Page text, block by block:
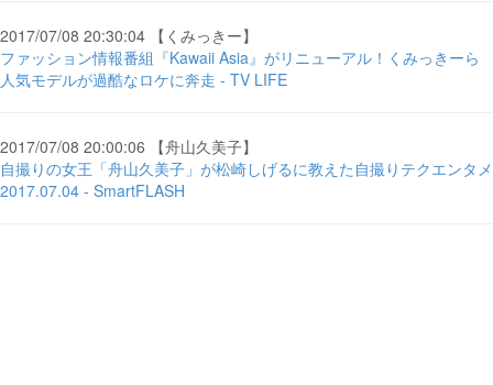
2017/07/08 20:30:04 【くみっきー】
ファッション情報番組『Kawaii Asia』がリニューアル！くみっきーら
人気モデルが過酷なロケに奔走 - TV LIFE
2017/07/08 20:00:06 【舟山久美子】
自撮りの女王「舟山久美子」が松崎しげるに教えた自撮りテクエンタメ
2017.07.04 - SmartFLASH